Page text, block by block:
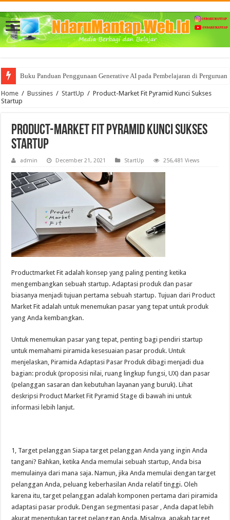
Buku Panduan Penggunaan Generative AI pada Pembelajaran di
Mencoba memahami BigData dan segala Manfaat nya bagi Bisnis
Home / Bussines / StartUp / Product-Market Fit Pyramid Kunci Sukses
Startup
Product-Market Fit Pyramid Kunci Sukses
Startup
admin December 21, 2021 StartUp 256,481 Views
Productmarket Fit adalah konsep yang paling penting ketika
mengembangkan sebuah startup. Adaptasi produk dan pasar
biasanya menjadi tujuan pertama sebuah startup. Tujuan dari Product
Market Fit adalah untuk menemukan pasar yang tepat untuk produk
yang Anda kembangkan.
Untuk menemukan pasar yang tepat, penting bagi pendiri startup
untuk memahami piramida kesesuaian pasar produk. Untuk
menjelaskan, Piramida Adaptasi Pasar Produk dibagi menjadi dua
bagian: produk (proposisi nilai, ruang lingkup fungsi, UX) dan pasar
(pelanggan sasaran dan kebutuhan layanan yang buruk). Lihat
deskripsi Product Market Fit Pyramid Stage di bawah ini untuk
informasi lebih lanjut.
1, Target pelanggan Siapa target pelanggan Anda yang ingin Anda
tangani? Bahkan, ketika Anda memulai sebuah startup, Anda bisa
memulainya dari mana saja. Namun, jika Anda memulai dengan target
pelanggan Anda, peluang keberhasilan Anda relatif tinggi. Oleh
karena itu, target pelanggan adalah komponen pertama dari piramida
adaptasi pasar produk. Dengan segmentasi pasar , Anda dapat lebih
akurat menentukan target pelanggan Anda. Misalnya, apakah target